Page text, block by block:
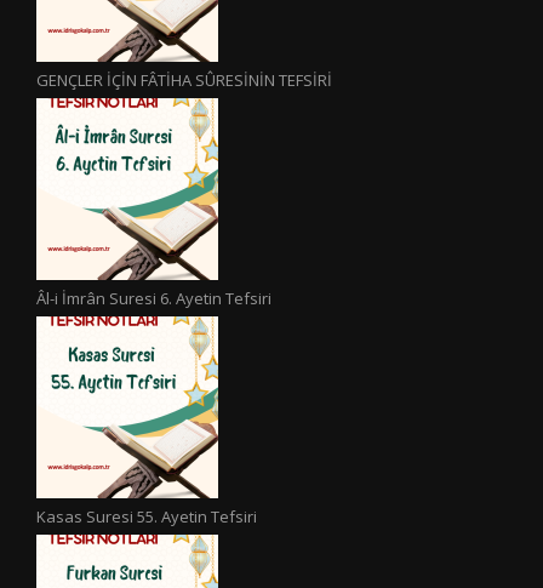
GENÇLER İÇİN FÂTİHA SÛRESİNİN TEFSİRİ
Âl-i İmrân Suresi 6. Ayetin Tefsiri
Kasas Suresi 55. Ayetin Tefsiri